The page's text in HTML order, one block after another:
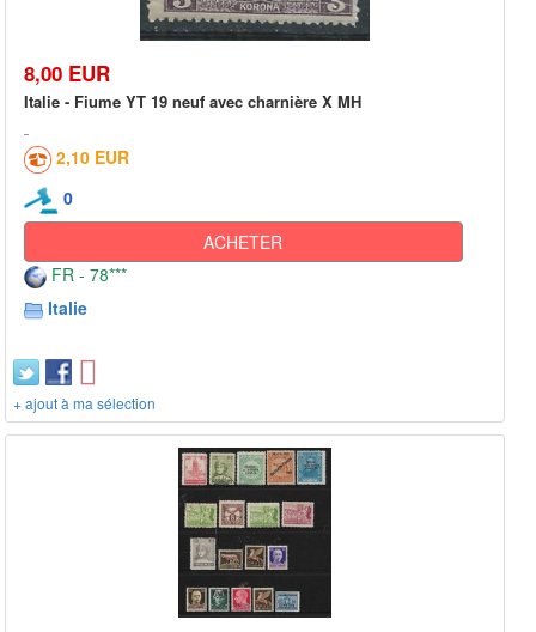
8,00 EUR
Italie - Fiume YT 19 neuf avec charnière X MH
2,10 EUR
0
ACHETER
FR - 78***
Italie
+ ajout à ma sélection